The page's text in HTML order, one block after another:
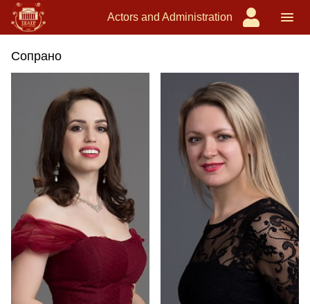
Actors and Administration
Сопрано